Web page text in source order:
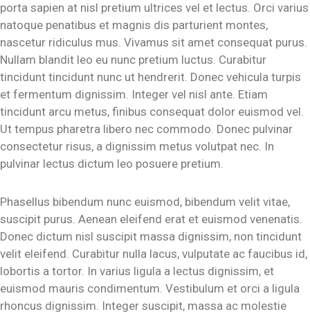
porta sapien at nisl pretium ultrices vel et lectus. Orci varius
natoque penatibus et magnis dis parturient montes,
nascetur ridiculus mus. Vivamus sit amet consequat purus.
Nullam blandit leo eu nunc pretium luctus. Curabitur
tincidunt tincidunt nunc ut hendrerit. Donec vehicula turpis
et fermentum dignissim. Integer vel nisl ante. Etiam
tincidunt arcu metus, finibus consequat dolor euismod vel.
Ut tempus pharetra libero nec commodo. Donec pulvinar
consectetur risus, a dignissim metus volutpat nec. In
pulvinar lectus dictum leo posuere pretium.
Phasellus bibendum nunc euismod, bibendum velit vitae,
suscipit purus. Aenean eleifend erat et euismod venenatis.
Donec dictum nisl suscipit massa dignissim, non tincidunt
velit eleifend. Curabitur nulla lacus, vulputate ac faucibus id,
lobortis a tortor. In varius ligula a lectus dignissim, et
euismod mauris condimentum. Vestibulum et orci a ligula
rhoncus dignissim. Integer suscipit, massa ac molestie